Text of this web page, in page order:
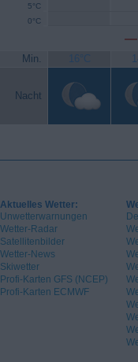
0°C
5°C
Min. 16°C
Nacht
Aktuelles Wetter:
Unwetterwarnungen
Wetter-Radar
Satellitenbilder
Wetter-News
Skiwetter
Profi-Karten GFS (NCEP)
Profi-Karten ECMWF